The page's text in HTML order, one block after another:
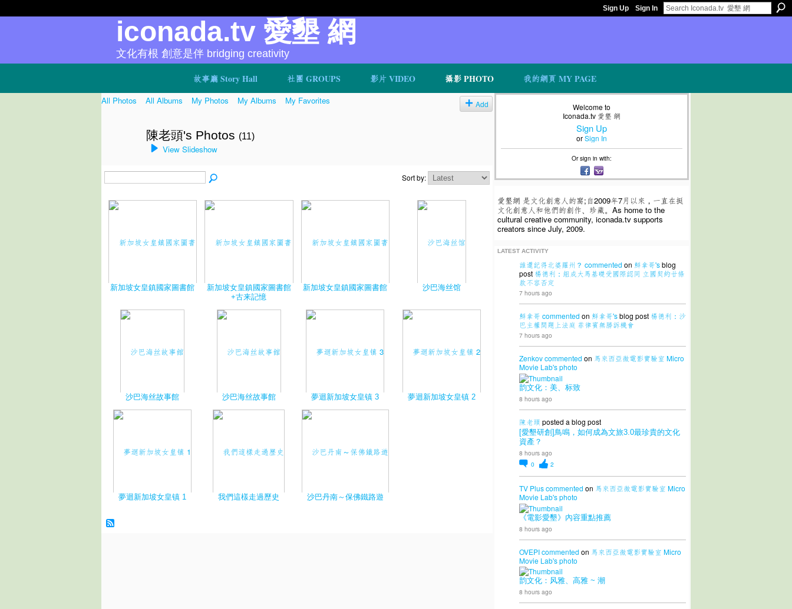
Sign Up Sign In
故事廳 Story Hall 社團 GROUPS 影片 VIDEO 攝影 PHOTO 我的網頁 MY PAGE
iconada.tv 愛墾 網
文化有根 創意是伴 bridging creativity
All Photos All Albums My Photos My Albums My Favorites Add
陳老頭's Photos (11)
View Slideshow
Sort by:
新加坡女皇鎮國家圖書館
新加坡女皇鎮國家圖書館
+古来記憶
新加坡女皇鎮國家圖書館 沙巴海丝馆
沙巴海丝故事館 沙巴海丝故事館 夢迴新加坡女皇镇 3 夢迴新加坡女皇镇 2
夢迴新加坡女皇镇 1 我們這樣走過歷史 沙巴丹南～保佛鐵路遊
Welcome to
Iconada.tv 愛墾 網
Sign Up
orSign In
Or sign in with:
愛墾網 是文化創意人的窩;自2009年7月以來，一直在挺
文化創意人和他們的創作、珍藏。As home to the
cultural creative community, iconada.tv supports
creators since July, 2009.
LATEST ACTIVITY
誰還記得北婆羅州？ commented on 鮮拿哥'sblog
post 楊德利：組成大馬基礎受國際認同 立國契約廿條
款不容否定
7 hours ago
鮮拿哥 commented on 鮮拿哥'sblog post 楊德利：沙
巴主權問題上法庭 菲律賓無勝訴機會
7 hours ago
Zenkovcommented on 馬來西亞微電影實驗室 Micro
Movie Lab'sphoto
韵文化：美、标致
8 hours ago
陳老頭 posted a blog post
[愛墾研創]鳥鳴，如何成為文旅3.0最珍貴的文化
資產？
8 hours ago
0
2
TV Pluscommented on 馬來西亞微電影實驗室 Micro
Movie Lab'sphoto
《電影愛墾》內容重點推薦
8 hours ago
OVEPIcommented on 馬來西亞微電影實驗室 Micro
Movie Lab'sphoto
韵文化：风雅、高雅 ~ 潮
8 hours ago